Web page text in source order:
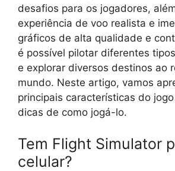
desafios para os jogadores,
experiência de voo realista e
gráficos de alta qualidade e
é possível pilotar diferentes
e explorar diversos destinos ao
mundo. Neste artigo, vamos
principais características do
dicas de como jogá-lo.
Tem Flight Simulator
celular?